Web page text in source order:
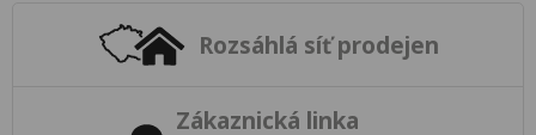
Rozsáhlá síť prodejen
Zákaznická linka